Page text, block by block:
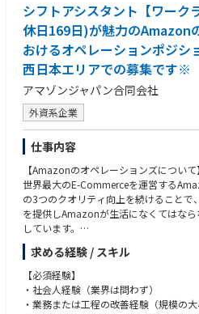
シフトアシスタント【ワーク
休日169日)が魅力のAmazon
おけるオペレーションポジシ
西日本エリアでの募集です※
アマゾンジャパン合同会社
外資系企業
仕事内容
【Amazonのオペレーションズについて】
世界最大のE-Commerceを運営する
の3つのクオリティ向上を続けることで
を提供しAmazonが生活になくてはな
しています。
上記ミッション達成のため、Amazonの
全てのSCMやカスタマーサティスファ
」とE-Commerceビジネスの事業を推
つの大きな組織に分かれています。
他企業では、一般的にオペレーション
求める経験 / スキル
【必須経験】
・社会人経験（業界は問わず）
・業務または工程の改善経験（規模の大